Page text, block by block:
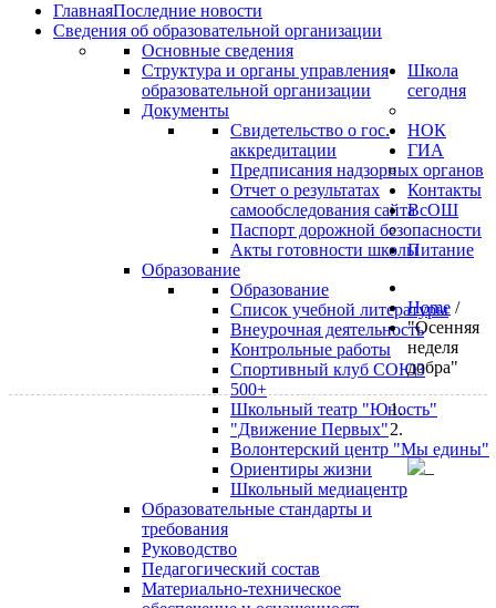
ГлавнаяПоследние новости
Сведения об образовательной организации
Основные сведения
Структура и органы управления
образовательной организации
Документы
Свидетельство о гос.
аккредитации
Предписания надзорных органов
Отчет о результатах
самообследования сайта
Паспорт дорожной безопасности
Акты готовности школы
Образование
Образование
Список учебной литературы
Внеурочная деятельность
Контрольные работы
Спортивный клуб СОЮЗ
500+
Школьный театр "Юность"
"Движение Первых"
Волонтерский центр "Мы едины"
Ориентиры жизни
Школьный медиацентр
Образовательные стандарты и
требования
Руководство
Педагогический состав
Материально-техническое
Школа
сегодня
НОК
ГИА
Контакты
ВсОШ
Питание
Home /
"Осенняя
неделя
добра"